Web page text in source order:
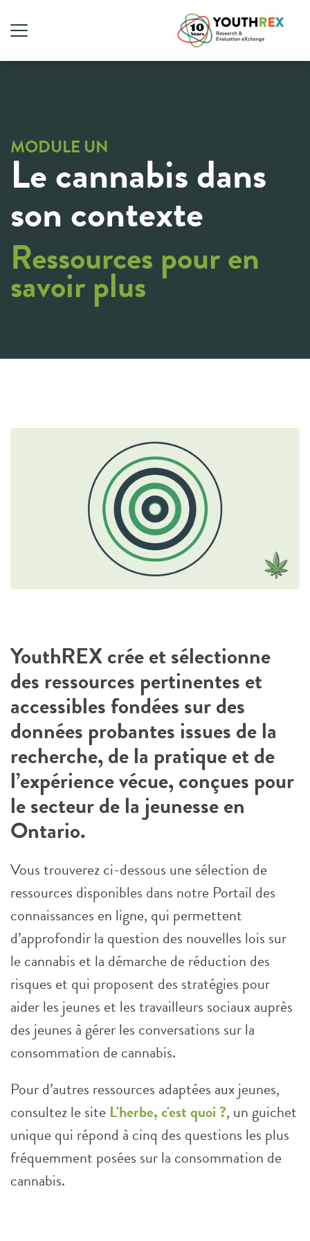
MODULE UN
Le cannabis dans
son contexte
Ressources pour en
savoir plus
YouthREX crée et sélectionne
des ressources pertinentes et
accessibles fondées sur des
données probantes issues de la
recherche, de la pratique et de
l’expérience vécue, conçues pour
le secteur de la jeunesse en
Ontario.
Vous trouverez ci-dessous une sélection de
ressources disponibles dans notre Portail des
connaissances en ligne, qui permettent
d’approfondir la question des nouvelles lois sur
le cannabis et la démarche de réduction des
risques et qui proposent des stratégies pour
aider les jeunes et les travailleurs sociaux auprès
des jeunes à gérer les conversations sur la
consommation de cannabis.
Pour d’autres ressources adaptées aux jeunes,
consultez le site L'herbe, c'est quoi ?, un guichet
unique qui répond à cinq des questions les plus
fréquemment posées sur la consommation de
cannabis.